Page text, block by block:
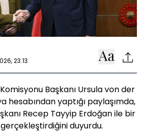
23:13
Başkanı Ursula von der
hesabından yaptığı paylaşımda,
Recep Tayyip Erdoğan ile bir
duyurdu.